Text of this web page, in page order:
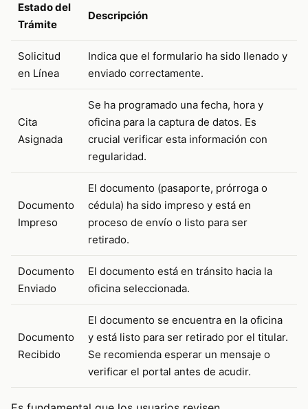
Estado del
Trámite
Descripción
Solicitud
en Línea
Indica que el formulario ha sido llenado y
enviado correctamente.
Cita
Asignada
Se ha programado una fecha, hora y
oficina para la captura de datos. Es
crucial verificar esta información con
regularidad.
Documento
Impreso
El documento (pasaporte, prórroga o
cédula) ha sido impreso y está en
proceso de envío o listo para ser
retirado.
Documento
Enviado
El documento está en tránsito hacia la
oficina seleccionada.
Documento
Recibido
El documento se encuentra en la oficina
y está listo para ser retirado por el titular.
Se recomienda esperar un mensaje o
verificar el portal antes de acudir.